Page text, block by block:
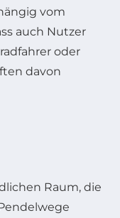
vom
auch Nutzer
oder
davon
Raum, die